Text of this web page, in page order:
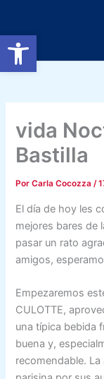
Abrir barra de
contenido
vida
Bastilla
PorCarla Cocozza/
El día de hoy les
mejores bares de
pasar un rato
amigos,
Empezaremos
CULOTTE,
una típica bebida
buena y,
recomendable.